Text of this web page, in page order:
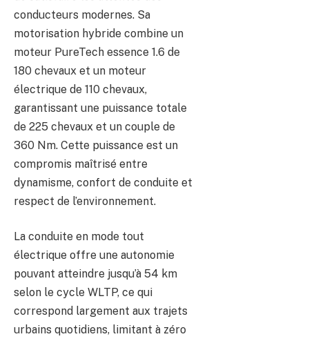
conducteurs modernes. Sa
motorisation hybride combine un
moteur PureTech essence 1.6 de
180 chevaux et un moteur
électrique de 110 chevaux,
garantissant une puissance totale
de 225 chevaux et un couple de
360 Nm. Cette puissance est un
compromis maîtrisé entre
dynamisme, confort de conduite et
respect de l’environnement.
La conduite en mode tout
électrique offre une autonomie
pouvant atteindre jusqu’à 54 km
selon le cycle WLTP, ce qui
correspond largement aux trajets
urbains quotidiens, limitant à zéro